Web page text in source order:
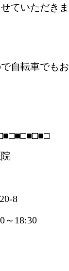
ていただき
自転車でも
8
～18:30